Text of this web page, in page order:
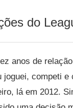
do
anos de
joguei, competi e
lá em 2012.